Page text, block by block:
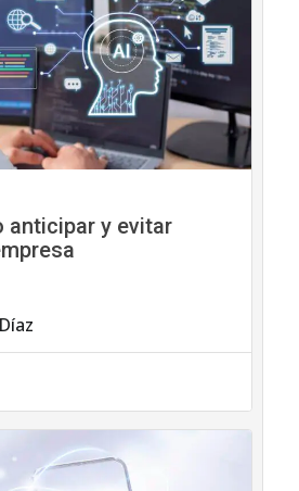
anticipar y evitar